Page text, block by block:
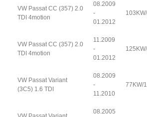
VW Passat CC (357) 2.0
TDI 4motion
08.2009
-
01.2012
VW Passat CC (357) 2.0
TDI 4motion
11.2009
-
01.2012
VW Passat Variant
(3C5) 1.6 TDI
08.2009
-
11.2010
77KW/
08.2005